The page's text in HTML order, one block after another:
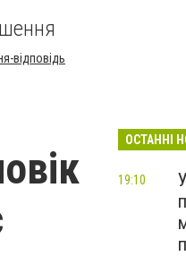
відповідь
ОСТАННІ
19:10